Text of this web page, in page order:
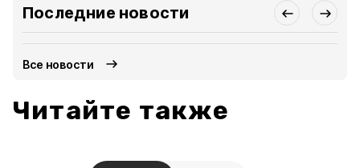
Последние новости
Все новости
Читайте также